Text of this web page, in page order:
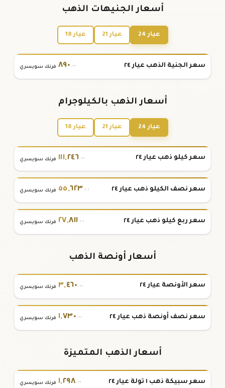
أسعار الجنيهات الذهب
عيار 24 عيار 21 عيار 18
سعر الجنية الذهب عيار ٢٤ ٨٩٠.٠٠ فرنك سويسري
أسعار الذهب بالكيلوجرام
عيار 24 عيار 21 عيار 18
سعر كيلو ذهب عيار ٢٤ ١١١,٢٤٦.٠٠ فرنك سويسري
سعر نصف الكيلو ذهب عيار ٢٤ ٥٥,٦٢٣.٠٠ فرنك سويسري
سعر ربع كيلو ذهب عيار ٢٤ ٢٧,٨١١.٠٠ فرنك سويسري
أسعار أونصة الذهب
سعر الأونصة عيار ٢٤ ٣,٤٦٠.٠٠ فرنك سويسري
سعر نصف أونصة ذهب عيار ٢٤ ١,٧٣٠.٠٠ فرنك سويسري
أسعار الذهب المتميزة
سعر سبيكة ذهب ١ تولة عيار ٢٤ ١,٢٩٨.٠٠ فرنك سويسري